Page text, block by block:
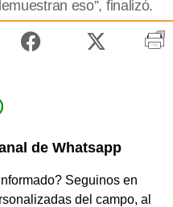
eso”, finalizó.
de Whatsapp
Seguinos en
del campo, al